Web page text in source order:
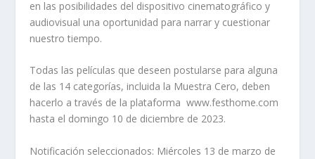
en las posibilidades del dispositivo cinematográfico y
audiovisual una oportunidad para narrar y cuestionar
nuestro tiempo.
Todas las películas que deseen postularse para alguna
de las 14 categorías, incluida la Muestra Cero, deben
hacerlo a través de la plataforma www.festhome.com
hasta el domingo 10 de diciembre de 2023.
Notificación seleccionados: Miércoles 13 de marzo de